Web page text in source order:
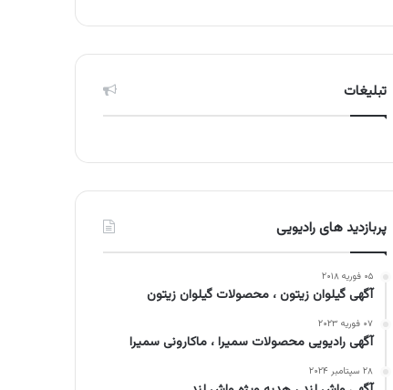
تبلیغات
پربازدید های رادیویی
۰۵ فوریه ۲۰۱۸
آگهی گیلوان زیتون ، محصولات گیلوان زیتون
۰۷ فوریه ۲۰۲۳
آگهی رادیویی محصولات سمیرا ، ماکارونی سمیرا
۲۸ سپتامبر ۲۰۲۴